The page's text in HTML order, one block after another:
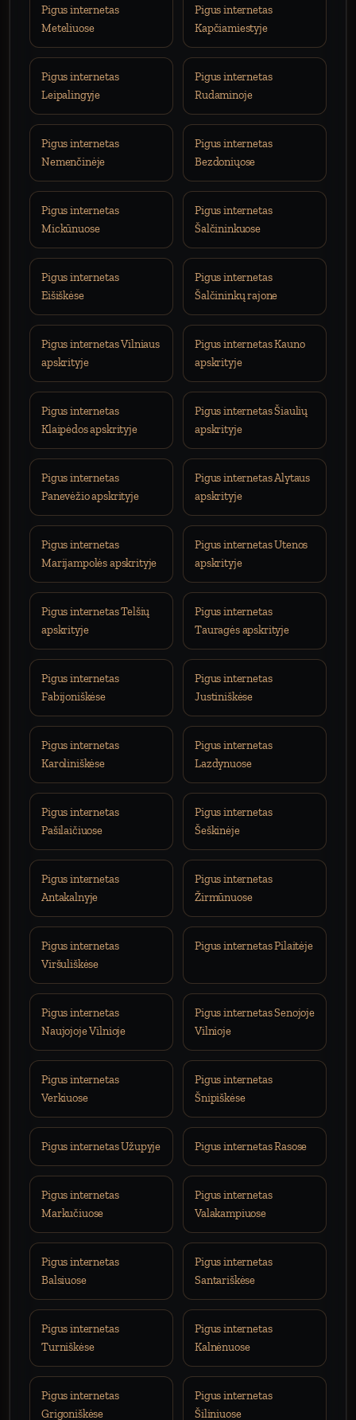
Pigus internetas
Meteliuose
Pigus internetas
Kapčiamiestyje
Pigus internetas
Leipalingyje
Pigus internetas
Rudaminoje
Pigus internetas
Nemenčinėje
Pigus internetas
Bezdoniųose
Pigus internetas
Mickūnuose
Pigus internetas
Šalčininkuose
Pigus internetas
Eišiškėse
Pigus internetas
Šalčininkų rajone
Pigus internetas Vilniaus
apskrityje
Pigus internetas Kauno
apskrityje
Pigus internetas
Klaipėdos apskrityje
Pigus internetas Šiaulių
apskrityje
Pigus internetas
Panevėžio apskrityje
Pigus internetas Alytaus
apskrityje
Pigus internetas
Marijampolės apskrityje
Pigus internetas Utenos
apskrityje
Pigus internetas Telšių
apskrityje
Pigus internetas
Tauragės apskrityje
Pigus internetas
Fabijoniškėse
Pigus internetas
Justiniškėse
Pigus internetas
Karoliniškėse
Pigus internetas
Lazdynuose
Pigus internetas
Pašilaičiuose
Pigus internetas
Šeškinėje
Pigus internetas
Antakalnyje
Pigus internetas
Žirmūnuose
Pigus internetas
Viršuliškėse
Pigus internetas Pilaitėje
Pigus internetas
Naujojoje Vilnioje
Pigus internetas Senojoje
Vilnioje
Pigus internetas
Verkiuose
Pigus internetas
Šnipiškėse
Pigus internetas Užupyje Pigus internetas Rasose
Pigus internetas
Markučiuose
Pigus internetas
Valakampiuose
Pigus internetas
Balsiuose
Pigus internetas
Santariškėse
Pigus internetas
Turniškėse
Pigus internetas
Kalnėnuose
Pigus internetas
Grigoniškėse
Pigus internetas
Šiliniuose